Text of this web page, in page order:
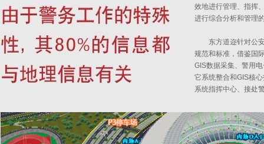
效地进行管理、指挥
进行综合分析和管理
东方道迩针对公
规范和标准，借鉴国
GIS数据采集、警用
它系统整合和GIS核
系统指挥中心、接处